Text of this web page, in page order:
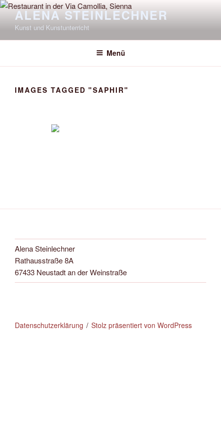
Zum
Inhalt
springen
ALENA STEINLECHNER
Kunst und Kunstunterricht
Menü
IMAGES TAGGED "SAPHIR"
Alena Steinlechner
Rathausstraße 8A
67433 Neustadt an der Weinstraße
Datenschutzerklärung Stolz präsentiert von WordPress